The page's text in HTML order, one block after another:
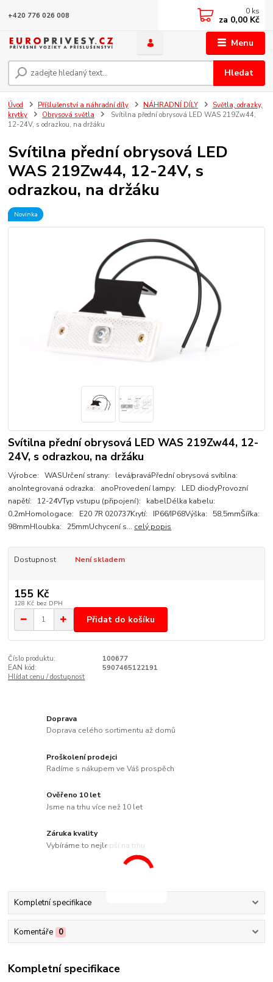
Menu
Hledat
+420 776 026 008 0 ks
za 0,00 Kč
Úvod Příšlušenství a náhradní díly NÁHRADNÍ DÍLY
Světla, odrazky,
krytky
Obrysová světla
Svítilna přední obrysová LED WAS 219Zw44,
12-24V, s odrazkou, na držáku
Svítilna přední obrysová LED
WAS 219Zw44, 12-24V, s
odrazkou, na držáku
Novinka
Svítilna přední obrysová LED WAS 219Zw44, 12-
24V, s odrazkou, na držáku
Výrobce: WASUrčení strany: levá/praváPřední obrysová svítilna:
anoIntegrovaná odrazka: anoProvedení lampy: LED diodyProvozní
napětí: 12-24VTyp vstupu (připojení): kabelDélka kabelu:
0,2mHomologace: E20 7R 020737Krytí: IP66/IP68Výška: 58,5mmŠířka:
98mmHloubka: 25mmUchycení s... celý popis
Dostupnost Není skladem
155 Kč
128 Kč bez DPH
Přidat do košíku
Číslo produktu:
100677
EAN kód:
5907465122191
Hlídat cenu / dostupnost
Doprava
Doprava celého sortimentu až domů
Proškolení prodejci
Radíme s nákupem ve Váš prospěch
Ověřeno 10 let
Jsme na trhu více než 10 let
Záruka kvality
Vybíráme to nejlepší na trhu
Kompletní specifikace
Komentáře 0
Kompletní specifikace